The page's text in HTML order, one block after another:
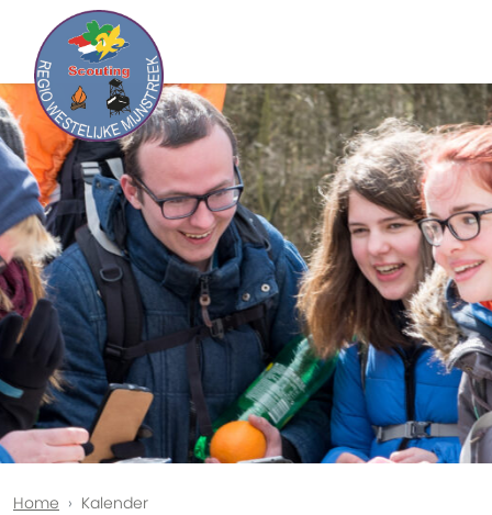
Home Kalender